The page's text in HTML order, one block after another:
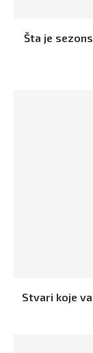
Šta je
Stvari koje